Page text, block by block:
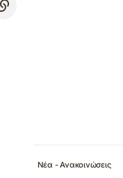
Νέα - Ανακοινώσεις